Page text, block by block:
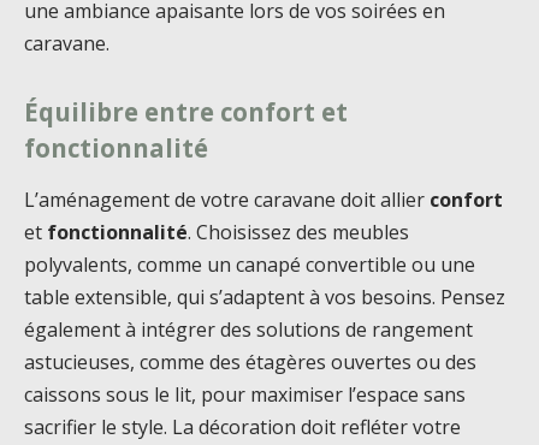
une ambiance apaisante lors de vos soirées en
caravane.
Équilibre entre confort et
fonctionnalité
L’aménagement de votre caravane doit allier confort
et fonctionnalité. Choisissez des meubles
polyvalents, comme un canapé convertible ou une
table extensible, qui s’adaptent à vos besoins. Pensez
également à intégrer des solutions de rangement
astucieuses, comme des étagères ouvertes ou des
caissons sous le lit, pour maximiser l’espace sans
sacrifier le style. La décoration doit refléter votre